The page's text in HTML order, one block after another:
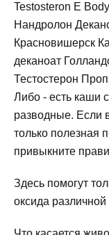
Testosteron E
Нандролон
Красновишерск
деканоат
Тестостерон
Либо - есть каши
разводные. Если
только полезная
привыкните
Здесь помогут
оксида